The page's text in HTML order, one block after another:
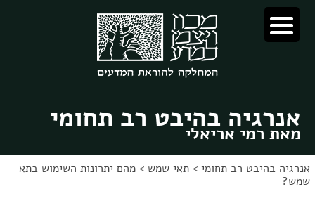
לתוכן
לניווט
אנרגיה בהיבט רב תחומי
מאת רמי אריאלי
אנרגיה בהיבט רב תחומי > תאי שמש > מהם יתרונות השימוש בתא
שמש?